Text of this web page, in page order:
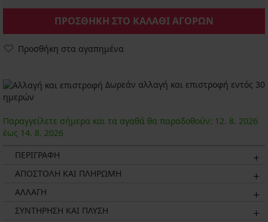
ΠΡΟΣΘΗΚΗ ΣΤΟ ΚΑΛΑΘΙ ΑΓΟΡΩΝ
Προσθήκη στα αγαπημένα
Δωρεάν αλλαγή και επιστροφή εντός 30
ημερών
Παραγγείλετε σήμερα και τα αγαθά θα παραδοθούν: 12. 8. 2026
έως 14. 8. 2026
ΠΕΡΙΓΡΑΦΗ
ΑΠΟΣΤΟΛΗ ΚΑΙ ΠΛΗΡΩΜΗ
ΑΛΛΑΓΗ
ΣΥΝΤΗΡΗΣΗ ΚΑΙ ΠΛΥΣΗ